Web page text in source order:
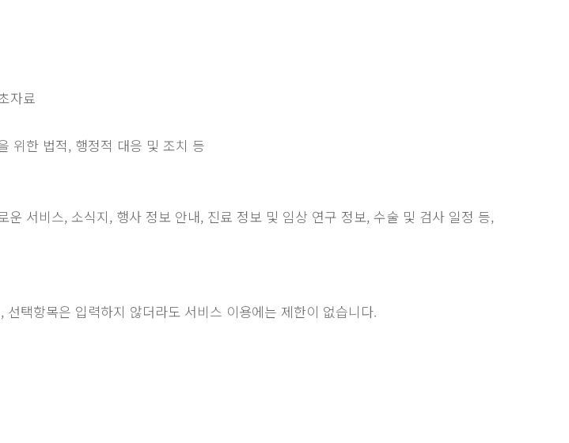
자료
위한 법적, 행정적 대응 및 조치 등
서비스, 소식지, 행사 정보 안내, 진료 정보 및 임상 연구 정보, 수술 및 검사 일정 등,
택항목은 입력하지 않더라도 서비스 이용에는 제한이 없습니다.